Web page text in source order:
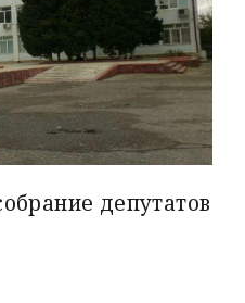
депутатов